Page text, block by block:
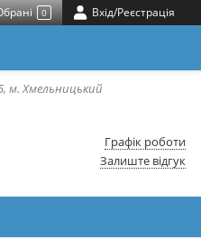
0 Вхід/Реєстрація
м. Хмельницький
Графік роботи
Залиште відгук